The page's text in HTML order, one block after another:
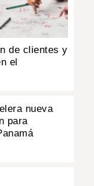
de clientes y
el
nueva
para